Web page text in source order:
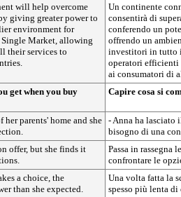
will help overcome
giving greater power to
environment for
Single Market, allowing
their services to
Un continente
consentirà di
conferendo un
offrendo un
investitori in tutto
operatori efficienti
ai consumatori di
get when you buy
Capire cosa si
her parents' home and she - Anna ha
bisogno di una
offer, but she finds it
Passa in rassegna
confrontare le
a choice, the
than she expected.
Una volta fatta la
spesso più lenta